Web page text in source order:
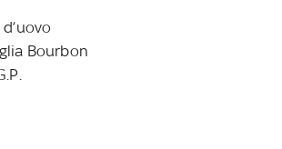
Bourbon